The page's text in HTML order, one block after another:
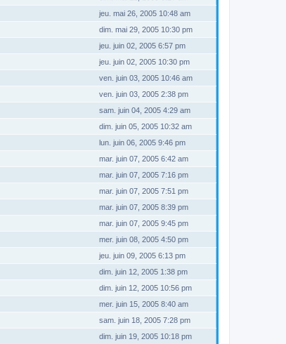
jeu. mai 26, 2005 10:48 am
dim. mai 29, 2005 10:30 pm
jeu. juin 02, 2005 6:57 pm
jeu. juin 02, 2005 10:30 pm
ven. juin 03, 2005 10:46 am
ven. juin 03, 2005 2:38 pm
sam. juin 04, 2005 4:29 am
dim. juin 05, 2005 10:32 am
lun. juin 06, 2005 9:46 pm
mar. juin 07, 2005 6:42 am
mar. juin 07, 2005 7:16 pm
mar. juin 07, 2005 7:51 pm
mar. juin 07, 2005 8:39 pm
mar. juin 07, 2005 9:45 pm
mer. juin 08, 2005 4:50 pm
jeu. juin 09, 2005 6:13 pm
dim. juin 12, 2005 1:38 pm
dim. juin 12, 2005 10:56 pm
mer. juin 15, 2005 8:40 am
sam. juin 18, 2005 7:28 pm
dim. juin 19, 2005 10:18 pm